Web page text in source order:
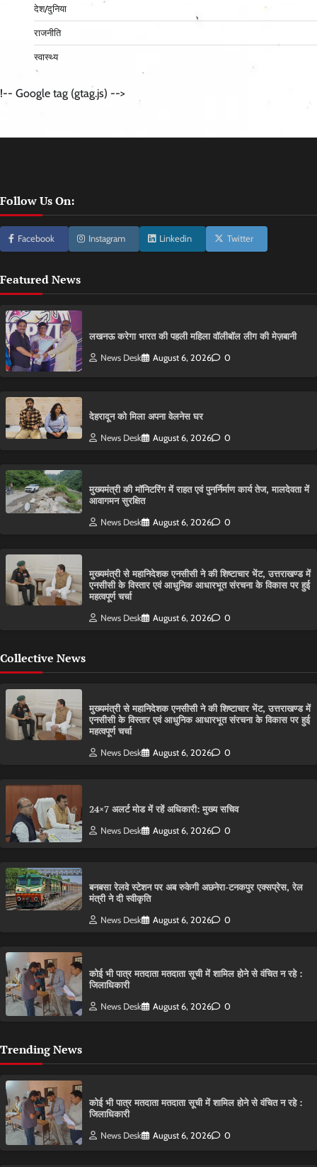
देश/दुनिया
राजनीति
स्वास्थ्य
!-- Google tag (gtag.js) -->
Follow Us On:
Facebook Instagram Linkedin Twitter
Featured News
लखनऊ करेगा भारत की पहली महिला वॉलीबॉल लीग की मेज़बानी
News Desk August 6, 2026 0
देहरादून को मिला अपना वेलनेस घर
News Desk August 6, 2026 0
मुख्यमंत्री की मॉनिटरिंग में राहत एवं पुनर्निर्माण कार्य तेज, मालदेवता में
आवागमन सुरक्षित
News Desk August 6, 2026 0
मुख्यमंत्री से महानिदेशक एनसीसी ने की शिष्टाचार भेंट, उत्तराखण्ड में
एनसीसी के विस्तार एवं आधुनिक आधारभूत संरचना के विकास पर हुई
महत्वपूर्ण चर्चा
News Desk August 6, 2026 0
Collective News
मुख्यमंत्री से महानिदेशक एनसीसी ने की शिष्टाचार भेंट, उत्तराखण्ड में
एनसीसी के विस्तार एवं आधुनिक आधारभूत संरचना के विकास पर हुई
महत्वपूर्ण चर्चा
News Desk August 6, 2026 0
24×7 अलर्ट मोड में रहें अधिकारी: मुख्य सचिव
News Desk August 6, 2026 0
बनबसा रेलवे स्टेशन पर अब रुकेगी अछनेरा-टनकपुर एक्सप्रेस, रेल
मंत्री ने दी स्वीकृति
News Desk August 6, 2026 0
कोई भी पात्र मतदाता मतदाता सूची में शामिल होने से वंचित न रहे :
जिलाधिकारी
News Desk August 6, 2026 0
Trending News
कोई भी पात्र मतदाता मतदाता सूची में शामिल होने से वंचित न रहे :
जिलाधिकारी
News Desk August 6, 2026 0